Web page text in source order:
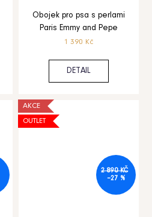
Obojek pro psa s perlami
Paris Emmy and Pepe
1 390 Kč
DETAIL
AKCE
OUTLET
2 890 KČ
–27 %